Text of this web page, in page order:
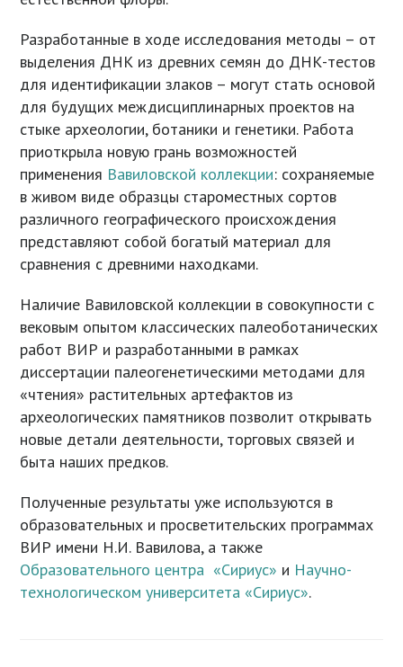
Разработанные в ходе исследования методы – от
выделения ДНК из древних семян до ДНК-тестов
для идентификации злаков – могут стать основой
для будущих междисциплинарных проектов на
стыке археологии, ботаники и генетики. Работа
приоткрыла новую грань возможностей
применения Вавиловской коллекции: сохраняемые
в живом виде образцы староместных сортов
различного географического происхождения
представляют собой богатый материал для
сравнения с древними находками.
Наличие Вавиловской коллекции в совокупности с
вековым опытом классических палеоботанических
работ ВИР и разработанными в рамках
диссертации палеогенетическими методами для
«чтения» растительных артефактов из
археологических памятников позволит открывать
новые детали деятельности, торговых связей и
быта наших предков.
Полученные результаты уже используются в
образовательных и просветительских программах
ВИР имени Н.И. Вавилова, а также
Образовательного центра «Сириус» и Научно-
технологическом университета «Сириус».